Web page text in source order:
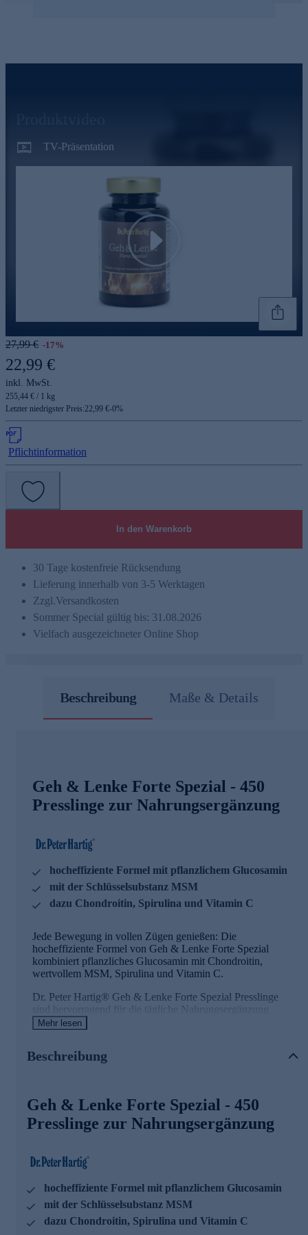
TV-Präsentation
Play
27,99 € -17%
22,99 €
inkl. MwSt.
255,44 € / 1 kg
Letzter niedrigster Preis:22,99 €-0%
Pflichtinformation
In den Warenkorb
30 Tage kostenfreie Rücksendung
Lieferung innerhalb von 3-5 Werktagen
Zzgl.Versandkosten
Sommer Special gültig bis: 31.08.2026
Vielfach ausgezeichneter Online Shop
Beschreibung Maße & Details
Geh & Lenke Forte Spezial - 450
Presslinge zur Nahrungsergänzung
hocheffiziente Formel mit pflanzlichem Glucosamin
mit der Schlüsselsubstanz MSM
dazu Chondroitin, Spirulina und Vitamin C
Jede Bewegung in vollen Zügen genießen: Die
hocheffiziente Formel von Geh & Lenke Forte Spezial
kombiniert pflanzliches Glucosamin mit Chondroitin,
wertvollem MSM, Spirulina und Vitamin C.
Dr. Peter Hartig® Geh & Lenke Forte Spezial Presslinge
sind hervorragend für die tägliche Nahrungsergänzung
geeignet. Sie lassen sich ausgezeichnet mit allen weiteren Dr.
„Shiitake D 1000“.
Vitamin C trägt zu einer normalen Kollagenbildung für
eine normale Knorpelfunktion bei
Zink trägt zur Erhaltung normaler Knochen bei
Dr. Peter Hartig®forscht für Ihre Gesundheit
Mehr lesen
Beschreibung
Geh & Lenke Forte Spezial - 450
Presslinge zur Nahrungsergänzung
hocheffiziente Formel mit pflanzlichem Glucosamin
mit der Schlüsselsubstanz MSM
dazu Chondroitin, Spirulina und Vitamin C